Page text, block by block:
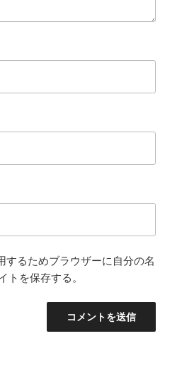
するためブラウザーに自分の名
トを保存する。